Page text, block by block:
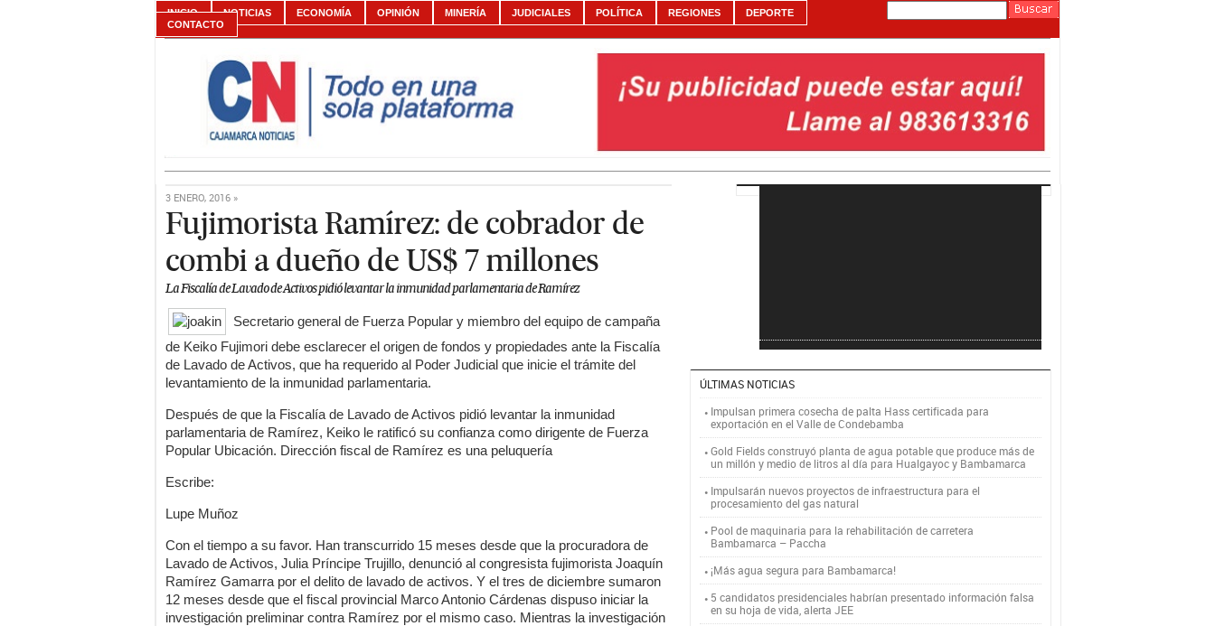
INICIO NOTICIAS ECONOMÍA OPINIÓN MINERÍA JUDICIALES POLÍTICA REGIONES
DEPORTE
CONTACTO
3 ENERO, 2016 »
Fujimorista Ramírez: de cobrador de
combi a dueño de US$ 7 millones
La Fiscalía de Lavado de Activos pidió levantar la inmunidad parlamentaria de Ramírez
Secretario general de Fuerza Popular y miembro del equipo de campaña
de Keiko Fujimori debe esclarecer el origen de fondos y propiedades ante la Fiscalía
de Lavado de Activos, que ha requerido al Poder Judicial que inicie el trámite del
levantamiento de la inmunidad parlamentaria.
Después de que la Fiscalía de Lavado de Activos pidió levantar la inmunidad
parlamentaria de Ramírez, Keiko le ratificó su confianza como dirigente de Fuerza
Popular Ubicación. Dirección fiscal de Ramírez es una peluquería
Escribe:
Lupe Muñoz
Con el tiempo a su favor. Han transcurrido 15 meses desde que la procuradora de
Lavado de Activos, Julia Príncipe Trujillo, denunció al congresista fujimorista Joaquín
Ramírez Gamarra por el delito de lavado de activos. Y el tres de diciembre sumaron
12 meses desde que el fiscal provincial Marco Antonio Cárdenas dispuso iniciar la
investigación preliminar contra Ramírez por el mismo caso. Mientras la investigación
ÚLTIMAS NOTICIAS
Impulsan primera cosecha de palta Hass certificada para
exportación en el Valle de Condebamba
Gold Fields construyó planta de agua potable que produce más de
un millón y medio de litros al día para Hualgayoc y Bambamarca
Impulsarán nuevos proyectos de infraestructura para el
procesamiento del gas natural
Pool de maquinaria para la rehabilitación de carretera
Bambamarca – Paccha
¡Más agua segura para Bambamarca!
5 candidatos presidenciales habrían presentado información falsa
en su hoja de vida, alerta JEE